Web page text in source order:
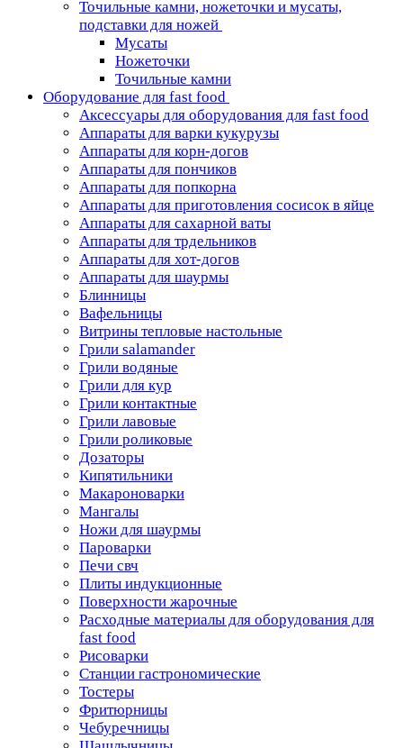
Точильные камни, ножеточки и мусаты,
подставки для ножей
Мусаты
Ножеточки
Точильные камни
Оборудование для fast food
Аксессуары для оборудования для fast food
Аппараты для варки кукурузы
Аппараты для корн-догов
Аппараты для пончиков
Аппараты для попкорна
Аппараты для приготовления сосисок в яйце
Аппараты для сахарной ваты
Аппараты для трдельников
Аппараты для хот-догов
Аппараты для шаурмы
Блинницы
Вафельницы
Витрины тепловые настольные
Грили salamander
Грили водяные
Грили для кур
Грили контактные
Грили лавовые
Грили роликовые
Дозаторы
Кипятильники
Макароноварки
Мангалы
Ножи для шаурмы
Пароварки
Печи свч
Плиты индукционные
Поверхности жарочные
Расходные материалы для оборудования для
fast food
Рисоварки
Станции гастрономические
Тостеры
Фритюрницы
Чебуречницы